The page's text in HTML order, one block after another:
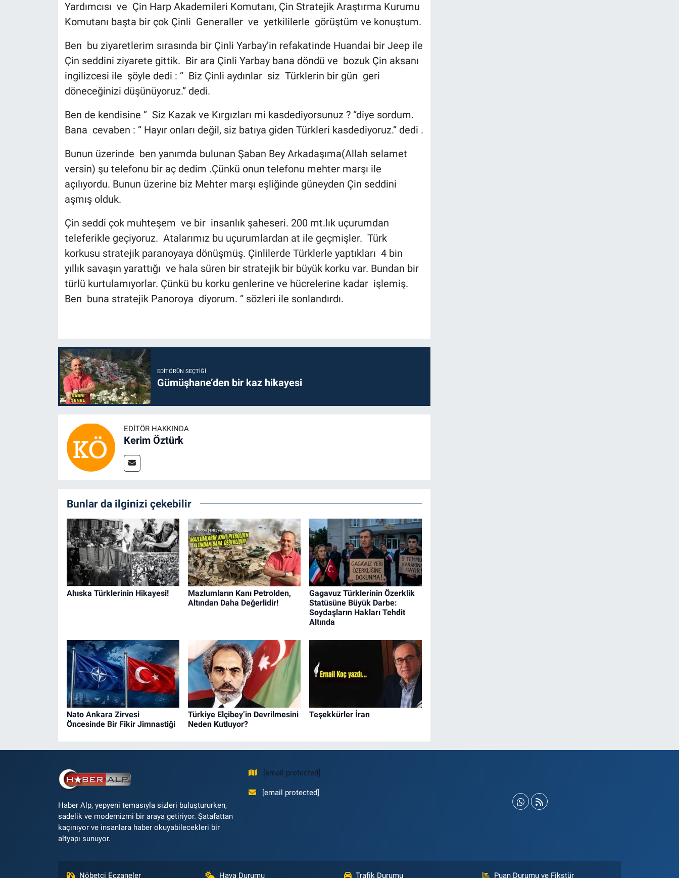
Yardımcısı ve Çin Harp Akademileri Komutanı, Çin Stratejik Araştırma Kurumu
Komutanı başta bir çok Çinli Generaller ve yetkililerle görüştüm ve konuştum.
Ben bu ziyaretlerim sırasında bir Çinli Yarbay’in refakatinde Huandai bir Jeep ile
Çin seddini ziyarete gittik. Bir ara Çinli Yarbay bana döndü ve bozuk Çin aksanı
ingilizcesi ile şöyle dedi : ” Biz Çinli aydınlar siz Türklerin bir gün geri
döneceğinizi düşünüyoruz.” dedi.
Ben de kendisine ” Siz Kazak ve Kırgızları mi kasdediyorsunuz ? “diye sordum.
Bana cevaben : ” Hayır onları değil, siz batıya giden Türkleri kasdediyoruz.” dedi .
Bunun üzerinde ben yanımda bulunan Şaban Bey Arkadaşıma(Allah selamet
versin) şu telefonu bir aç dedim .Çünkü onun telefonu mehter marşı ile
açılıyordu. Bunun üzerine biz Mehter marşı eşliğinde güneyden Çin seddini
aşmış olduk.
Çin seddi çok muhteşem ve bir insanlık şaheseri. 200 mt.lık uçurumdan
teleferikle geçiyoruz. Atalarımız bu uçurumlardan at ile geçmişler. Türk
korkusu stratejik paranoyaya dönüşmüş. Çinlilerde Türklerle yaptıkları 4 bin
yıllık savaşın yarattığı ve hala süren bir stratejik bir büyük korku var. Bundan bir
türlü kurtulamıyorlar. Çünkü bu korku genlerine ve hücrelerine kadar işlemiş.
Ben buna stratejik Panoroya diyorum. ” sözleri ile sonlandırdı.
EDITÖRÜN SEÇTIĞI
Gümüşhane’den bir kaz hikayesi
EDITÖR HAKKINDA
Kerim Öztürk
Bunlar da ilginizi çekebilir
Ahıska Türklerinin Hikayesi!
Mazlumların Kanı Petrolden,
Altından Daha Değerlidir!
Gagavuz Türklerinin Özerklik
Statüsüne Büyük Darbe:
Soydaşların Hakları Tehdit
Altında
Nato Ankara Zirvesi
Öncesinde Bir Fikir Jimnastiği
Türkiye Elçibey’in Devrilmesini
Neden Kutluyor?
Teşekkürler İran
Haber Alp, yepyeni temasıyla sizleri buluştururken,
sadelik ve modernizmi bir araya getiriyor. Şatafattan
kaçınıyor ve insanlara haber okuyabilecekleri bir
altyapı sunuyor.
[email protected]
[email protected]
Nöbetçi Eczaneler Hava Durumu Trafik Durumu Puan Durumu ve Fikstür